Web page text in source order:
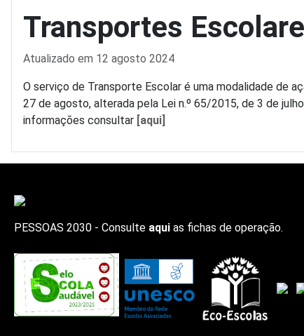
Transportes
Detalhes
Atualizado em 12 agosto 2024
O serviço de Transporte Escolar é uma modalidade de
27 de agosto, alterada pela Lei n.º 65/2015, de 3 de
informações consultar [aqui]
PESSOAS 2030 - Consulte aqui as fichas de operação.